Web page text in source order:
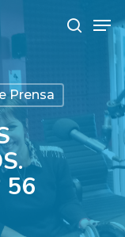
search
Prensa
56